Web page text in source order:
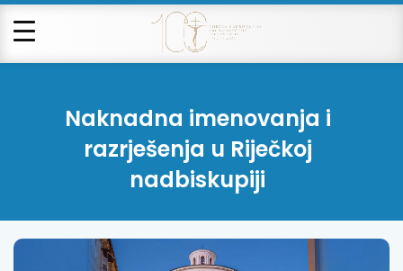
Naknadna imenovanja i
razrješenja u Riječkoj
nadbiskupiji